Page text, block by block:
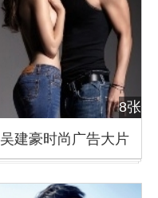
8张
吴建豪时尚广告大片